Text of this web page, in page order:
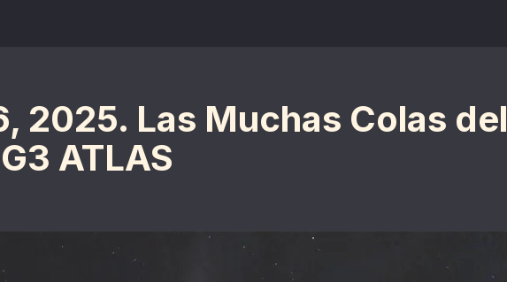
2025. Las Muchas Colas del
ATLAS